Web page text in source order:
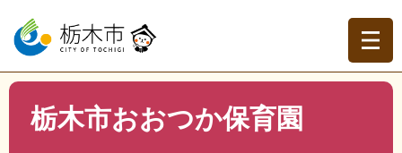
ー
の
先
ニ
ー
を
トップページ >組織でさがす > 保育課 >
栃木市おおつか
栃木市おおつか保育園